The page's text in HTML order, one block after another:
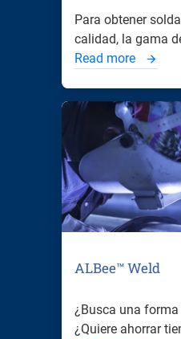
Para obtener
calidad, la gama
Read more
ALBee™ Weld
¿Busca una
¿Quiere ahorrar